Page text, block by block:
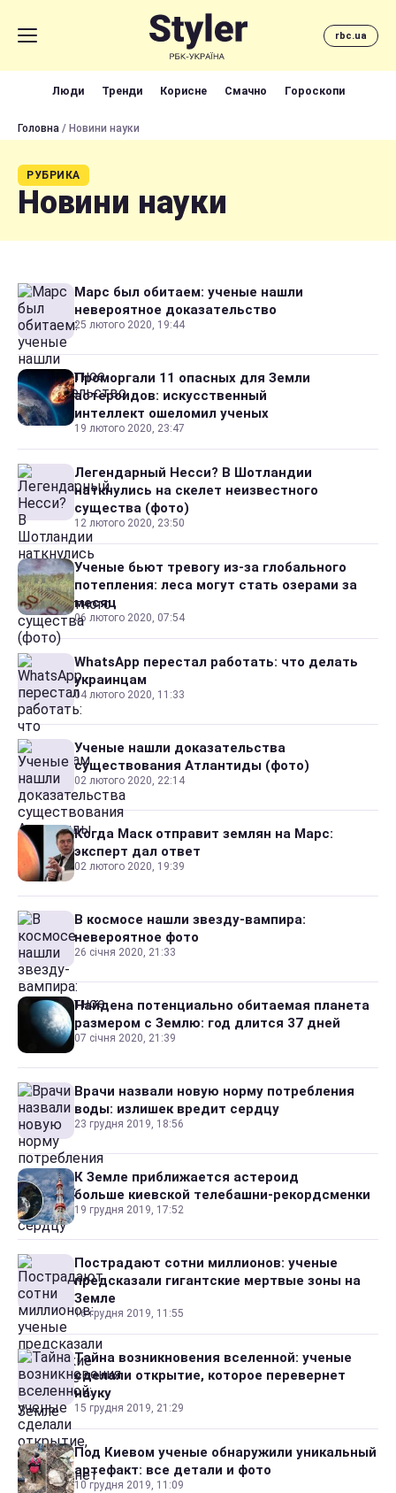
rbc.ua
Люди Тренди Корисне Смачно Гороскопи
Головна / Новини науки
РУБРИКА
Новини науки
Марс был обитаем: ученые нашли
невероятное доказательство
25 лютого 2020, 19:44
Проморгали 11 опасных для Земли
астероидов: искусственный
интеллект ошеломил ученых
19 лютого 2020, 23:47
Легендарный Несси? В Шотландии
наткнулись на скелет неизвестного
существа (фото)
12 лютого 2020, 23:50
Ученые бьют тревогу из-за глобального
потепления: леса могут стать озерами за
месяц
06 лютого 2020, 07:54
WhatsApp перестал работать: что делать
украинцам
04 лютого 2020, 11:33
Ученые нашли доказательства
существования Атлантиды (фото)
02 лютого 2020, 22:14
Когда Маск отправит землян на Марс:
эксперт дал ответ
02 лютого 2020, 19:39
В космосе нашли звезду-вампира:
невероятное фото
26 січня 2020, 21:33
Найдена потенциально обитаемая планета
размером с Землю: год длится 37 дней
07 січня 2020, 21:39
Врачи назвали новую норму потребления
воды: излишек вредит сердцу
23 грудня 2019, 18:56
К Земле приближается астероид
больше киевской телебашни-рекордсменки
19 грудня 2019, 17:52
Пострадают сотни миллионов: ученые
предсказали гигантские мертвые зоны на
Земле
16 грудня 2019, 11:55
Тайна возникновения вселенной: ученые
сделали открытие, которое перевернет
науку
15 грудня 2019, 21:29
Под Киевом ученые обнаружили уникальный
артефакт: все детали и фото
10 грудня 2019, 11:09